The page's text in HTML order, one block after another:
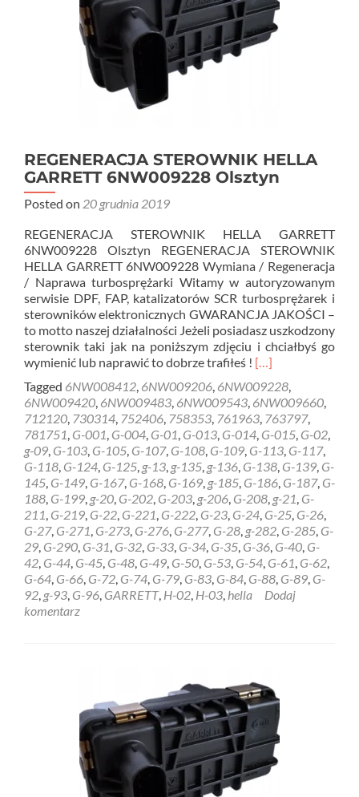
REGENERACJA STEROWNIK HELLA
GARRETT 6NW009228 Olsztyn
Posted on 20 grudnia 2019
REGENERACJA STEROWNIK HELLA GARRETT
6NW009228 Olsztyn REGENERACJA STEROWNIK
HELLA GARRETT 6NW009228 Wymiana / Regeneracja
/ Naprawa turbosprężarki Witamy w autoryzowanym
serwisie DPF, FAP, katalizatorów SCR turbosprężarek i
sterowników elektronicznych GWARANCJA JAKOŚCI –
to motto naszej działalności Jeżeli posiadasz uszkodzony
sterownik taki jak na poniższym zdjęciu i chciałbyś go
wymienić lub naprawić to dobrze trafiłeś ! Read
about
REGENERACJA
STEROWNIK
HELLA
GARRETT
6NW009228
Olsztyn
[…]
Tagged 6NW008412, 6NW009206, 6NW009228,
6NW009420, 6NW009483, 6NW009543, 6NW009660,
712120, 730314, 752406, 758353, 761963, 763797,
781751, G-001, G-004, G-01, G-013, G-014, G-015, G-02,
g-09, G-103, G-105, G-107, G-108, G-109, G-113, G-117,
G-118, G-124, G-125, g-13, g-135, g-136, G-138, G-139, G-
145, G-149, G-167, G-168, G-169, g-185, G-186, G-187, G-
188, G-199, g-20, G-202, G-203, g-206, G-208, g-21, G-
211, G-219, G-22, G-221, G-222, G-23, G-24, G-25, G-26,
G-27, G-271, G-273, G-276, G-277, G-28, g-282, G-285, G-
29, G-290, G-31, G-32, G-33, G-34, G-35, G-36, G-40, G-
42, G-44, G-45, G-48, G-49, G-50, G-53, G-54, G-61, G-62,
G-64, G-66, G-72, G-74, G-79, G-83, G-84, G-88, G-89, G-
92, g-93, G-96, GARRETT, H-02, H-03, hella
Dodaj
komentarz